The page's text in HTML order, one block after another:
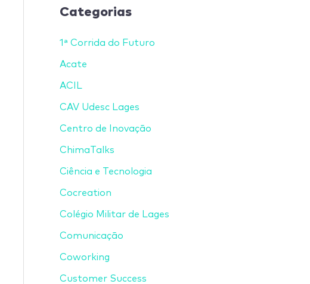
Categorias
1ª Corrida do Futuro
Acate
ACIL
CAV Udesc Lages
Centro de Inovação
ChimaTalks
Ciência e Tecnologia
Cocreation
Colégio Militar de Lages
Comunicação
Coworking
Customer Success